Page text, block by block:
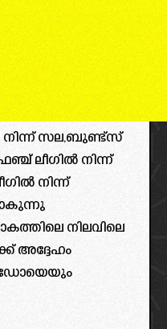
നിന്ന് സല,ബുണ്ട്‌സ്
ലീഗിൽ നിന്ന്
നിന്ന്
നിലവിലെ
അദ്ദേഹം